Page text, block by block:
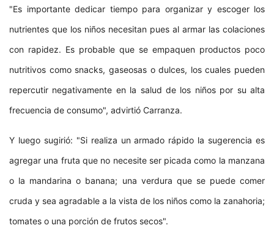
"Es importante dedicar tiempo para organizar y escoger los
nutrientes que los niños necesitan pues al armar las colaciones
con rapidez. Es probable que se empaquen productos poco
nutritivos como snacks, gaseosas o dulces, los cuales pueden
repercutir negativamente en la salud de los niños por su alta
frecuencia de consumo", advirtió Carranza.
Y luego sugirió: "Si realiza un armado rápido la sugerencia es
agregar una fruta que no necesite ser picada como la manzana
o la mandarina o banana; una verdura que se puede comer
cruda y sea agradable a la vista de los niños como la zanahoria;
tomates o una porción de frutos secos".